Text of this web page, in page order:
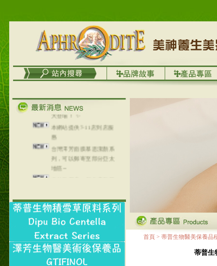
🇫🇷✨ 2026 歐洲化妝品原
料展 in-cosmetics Global 盛
務
台灣澤芳面膜慕思潔顏系
列，可以郵寄至部分亞太
地區～
在外租屋者、居住處無管
理員、不方便在工作地點
取件者，歡迎多多使用
成功加入
Line@aphrodite2020 24小
本站支援台灣Pay
本站聲明：本站目前已無
和葛堡國際有限公司任何
首頁 > 蒂普生物醫美保養品
蒂普生